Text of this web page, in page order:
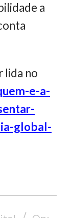
a
lida no
e-a-
global-